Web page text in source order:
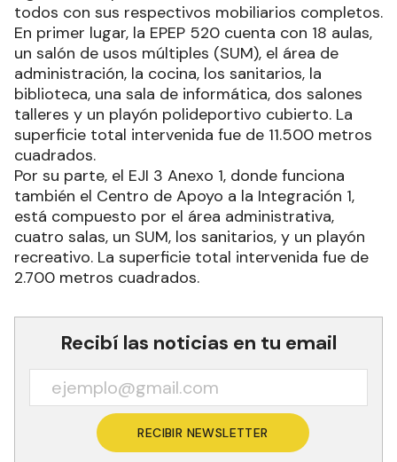
todos con sus respectivos mobiliarios completos.
En primer lugar, la EPEP 520 cuenta con 18 aulas,
un salón de usos múltiples (SUM), el área de
administración, la cocina, los sanitarios, la
biblioteca, una sala de informática, dos salones
talleres y un playón polideportivo cubierto. La
superficie total intervenida fue de 11.500 metros
cuadrados.
Por su parte, el EJI 3 Anexo 1, donde funciona
también el Centro de Apoyo a la Integración 1,
está compuesto por el área administrativa,
cuatro salas, un SUM, los sanitarios, y un playón
recreativo. La superficie total intervenida fue de
2.700 metros cuadrados.
Recibí las noticias en tu email
RECIBIR NEWSLETTER